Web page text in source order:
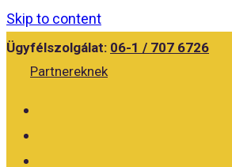
Skip to content
Ügyfélszolgálat: 06-1 / 707 6726
Partnereknek